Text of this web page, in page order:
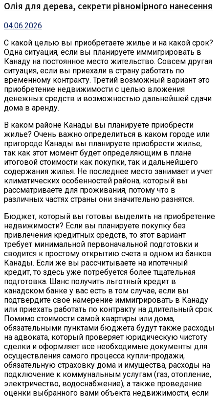
Олія для дерева, секрети рівномірного нанесення
04.06.2026
С какой целью вы приобретаете жилье и на какой срок?
Одна ситуация, если вы планируете иммигрировать в
Канаду на постоянное место жительство. Совсем другая
ситуация, если вы приехали в страну работать по
временному контракту. Третий возможный вариант это
приобретение недвижимости с целью вложения
денежных средств и возможностью дальнейшей сдачи
дома в аренду.
В каком районе Канады вы планируете приобрести
жилье? Очень важно определиться в каком городе или
пригороде Канады вы планируете приобрести жилье,
так как этот момент будет определяющим в плане
итоговой стоимости как покупки, так и дальнейшего
содержания жилья. Не последнее место занимает и учет
климатических особенностей района, который вы
рассматриваете для проживания, потому что в
различных частях страны они значительно разнятся.
Бюджет, который вы готовы выделить на приобретение
недвижимости? Если вы планируете покупку без
привлечения кредитных средств, то этот вариант
требует минимальной первоначальной подготовки и
сводится к простому открытию счета в одном из банков
Канады. Если же вы рассчитываете на ипотечный
кредит, то здесь уже потребуется более тщательная
подготовка. Шанс получить льготный кредит в
канадском банке у вас есть в том случае, если вы
подтвердите свое намерение иммигрировать в Канаду
или приехать работать по контракту на длительный срок.
Помимо стоимости самой квартиры или дома,
обязательными пунктами бюджета будут также расходы
на адвоката, который проверяет юридическую чистоту
сделки и оформляет все необходимые документы для
осуществления самого процесса купли-продажи,
обязательную страховку дома и имущества, расходы на
подключение к коммунальным услугам (газ, отопление,
электричество, водоснабжение), а также проведение
оценки выбранного вами объекта недвижимости, если